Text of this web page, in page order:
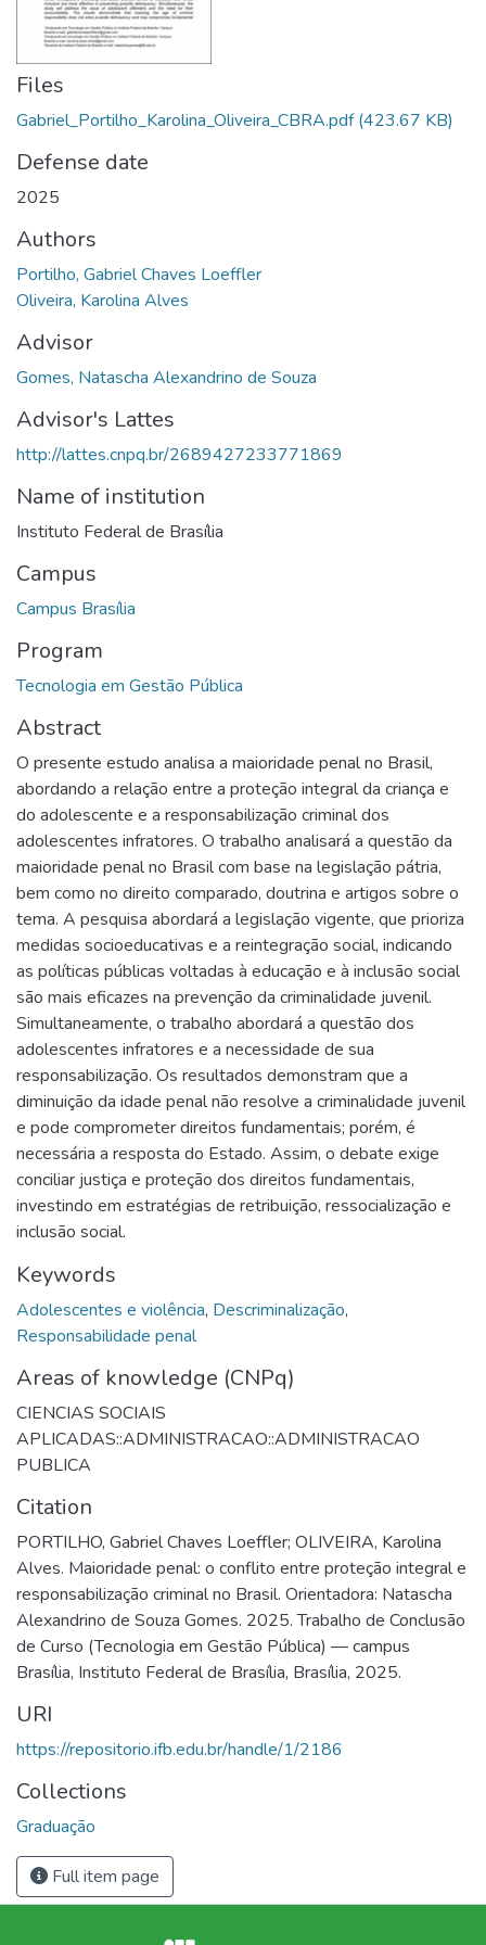
Files
Gabriel_Portilho_Karolina_Oliveira_CBRA.pdf(423.67 KB)
Defense date
2025
Authors
Portilho, Gabriel Chaves Loeffler
Oliveira, Karolina Alves
Advisor
Gomes, Natascha Alexandrino de Souza
Advisor's Lattes
http://lattes.cnpq.br/2689427233771869
Name of institution
Instituto Federal de Brasília
Campus
Campus Brasília
Program
Tecnologia em Gestão Pública
Abstract
O presente estudo analisa a maioridade penal no Brasil,
abordando a relação entre a proteção integral da criança e
do adolescente e a responsabilização criminal dos
adolescentes infratores. O trabalho analisará a questão da
maioridade penal no Brasil com base na legislação pátria,
bem como no direito comparado, doutrina e artigos sobre o
tema. A pesquisa abordará a legislação vigente, que prioriza
medidas socioeducativas e a reintegração social, indicando
as políticas públicas voltadas à educação e à inclusão social
são mais eficazes na prevenção da criminalidade juvenil.
Simultaneamente, o trabalho abordará a questão dos
adolescentes infratores e a necessidade de sua
responsabilização. Os resultados demonstram que a
diminuição da idade penal não resolve a criminalidade juvenil
e pode comprometer direitos fundamentais; porém, é
necessária a resposta do Estado. Assim, o debate exige
conciliar justiça e proteção dos direitos fundamentais,
investindo em estratégias de retribuição, ressocialização e
inclusão social.
Keywords
Adolescentes e violência, Descriminalização,
Responsabilidade penal
Areas of knowledge (CNPq)
CIENCIAS SOCIAIS
APLICADAS::ADMINISTRACAO::ADMINISTRACAO
PUBLICA
Citation
PORTILHO, Gabriel Chaves Loeffler; OLIVEIRA, Karolina
Alves. Maioridade penal: o conflito entre proteção integral e
responsabilização criminal no Brasil. Orientadora: Natascha
Alexandrino de Souza Gomes. 2025. Trabalho de Conclusão
de Curso (Tecnologia em Gestão Pública) — campus
Brasília, Instituto Federal de Brasília, Brasília, 2025.
URI
https://repositorio.ifb.edu.br/handle/1/2186
Collections
Graduação
Full item page